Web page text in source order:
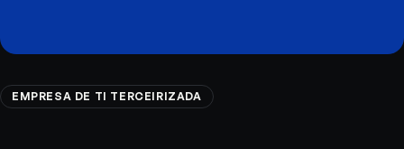
EMPRESA DE TI TERCEIRIZADA